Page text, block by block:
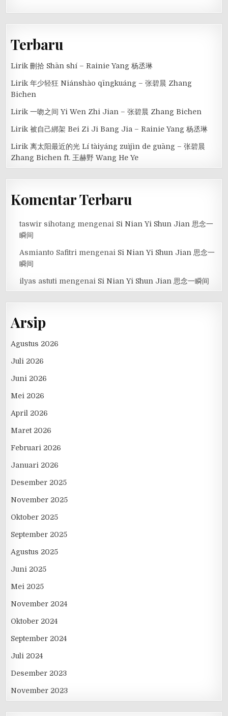
Terbaru
Lirik 刪拾 Shān shí – Rainie Yang 杨丞琳
Lirik 年少轻狂 Niánshào qīngkuáng – 张碧晨 Zhang
Bichen
Lirik 一吻之间 Yi Wen Zhi Jian – 张碧晨 Zhang Bichen
Lirik 被自己綁架 Bei Zi Ji Bang Jia – Rainie Yang 杨丞琳
Lirik 离太阳最近的光 Lí tàiyáng zuìjìn de guāng – 张碧晨
Zhang Bichen ft. 王赫野 Wang He Ye
Komentar Terbaru
taswir sihotang mengenai Si Nian Yi Shun Jian 思念一
瞬间
Asmianto Safitri mengenai Si Nian Yi Shun Jian 思念一
瞬间
ilyas astuti mengenai Si Nian Yi Shun Jian 思念一瞬间
Arsip
Agustus 2026
Juli 2026
Juni 2026
Mei 2026
April 2026
Maret 2026
Februari 2026
Januari 2026
Desember 2025
November 2025
Oktober 2025
September 2025
Agustus 2025
Juni 2025
Mei 2025
November 2024
Oktober 2024
September 2024
Juli 2024
Desember 2023
November 2023